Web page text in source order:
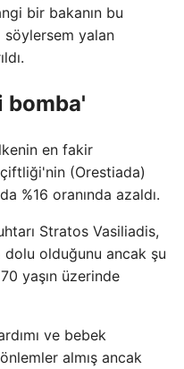
bir bakanın bu
yalan
bomba'
en fakir
(Orestiada)
%16 oranında azaldı.
Stratos Vasiliadis,
olduğunu ancak şu
yaşın üzerinde
ve bebek
almış ancak